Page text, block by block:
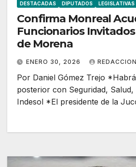
DESTACADAS DIPUTADOS LEGISLATIVAS
Confirma Monreal
Funcionarios
de Morena
ENERO 30, 2026 REDACCION
Por Daniel Gómez Trejo
posterior con Seguridad, Salud,
Indesol *El presidente de la